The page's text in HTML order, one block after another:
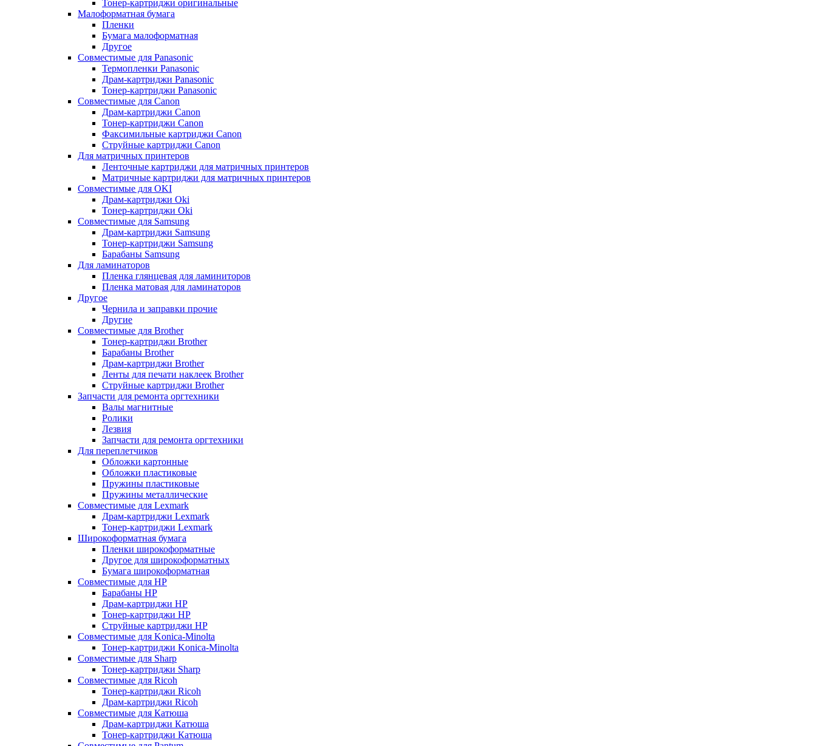
Тонер-картриджи оригинальные
Малоформатная бумага
Пленки
Бумага малоформатная
Другое
Совместимые для Panasonic
Термопленки Panasonic
Драм-картриджи Panasonic
Тонер-картриджи Panasonic
Совместимые для Canon
Драм-картриджи Canon
Тонер-картриджи Canon
Факсимильные картриджи Canon
Струйные картриджи Canon
Для матричных принтеров
Ленточные картриджи для матричных принтеров
Матричные картриджи для матричных принтеров
Совместимые для OKI
Драм-картриджи Oki
Тонер-картриджи Oki
Совместимые для Samsung
Драм-картриджи Samsung
Тонер-картриджи Samsung
Барабаны Samsung
Для ламинаторов
Пленка глянцевая для ламиниторов
Пленка матовая для ламинаторов
Другое
Чернила и заправки прочие
Другие
Совместимые для Brother
Тонер-картриджи Brother
Барабаны Brother
Драм-картриджи Brother
Ленты для печати наклеек Brother
Струйные картриджи Brother
Запчасти для ремонта оргтехники
Валы магнитные
Ролики
Лезвия
Запчасти для ремонта оргтехники
Для переплетчиков
Обложки картонные
Обложки пластиковые
Пружины пластиковые
Пружины металлические
Совместимые для Lexmark
Драм-картриджи Lexmark
Тонер-картриджи Lexmark
Широкоформатная бумага
Пленки широкоформатные
Другое для широкоформатных
Бумага широкоформатная
Совместимые для HP
Барабаны HP
Драм-картриджи HP
Тонер-картриджи HP
Струйные картриджи HP
Совместимые для Konica-Minolta
Тонер-картриджи Konica-Minolta
Совместимые для Sharp
Тонер-картриджи Sharp
Совместимые для Ricoh
Тонер-картриджи Ricoh
Драм-картриджи Ricoh
Совместимые для Катюша
Драм-картриджи Катюша
Тонер-картриджи Катюша